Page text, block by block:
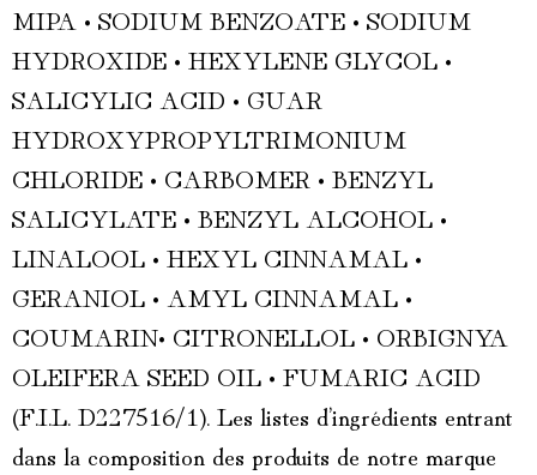
MIPA • SODIUM BENZOATE • SODIUM
HYDROXIDE • HEXYLENE GLYCOL •
SALICYLIC ACID • GUAR
HYDROXYPROPYLTRIMONIUM
CHLORIDE • CARBOMER • BENZYL
SALICYLATE • BENZYL ALCOHOL •
LINALOOL • HEXYL CINNAMAL •
GERANIOL • AMYL CINNAMAL •
COUMARIN• CITRONELLOL • ORBIGNYA
OLEIFERA SEED OIL • FUMARIC ACID
(F.I.L. D227516/1). Les listes d’ingrédients entrant
dans la composition des produits de notre marque